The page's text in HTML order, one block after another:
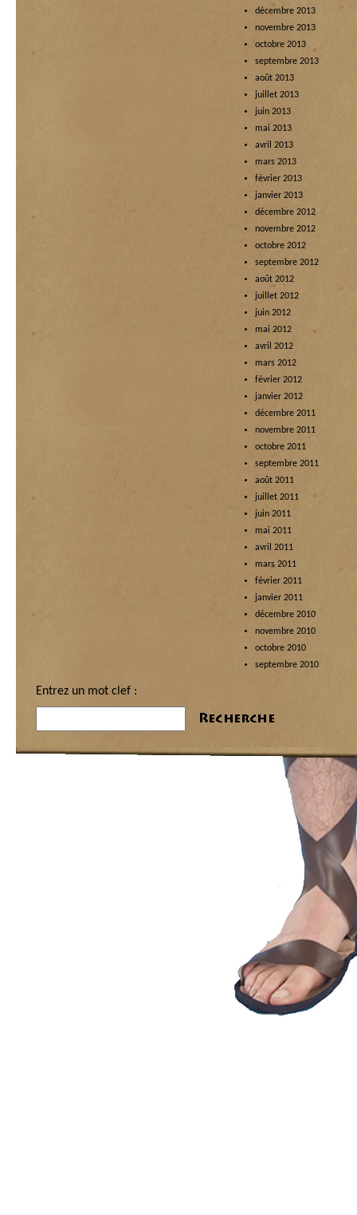
décembre 2013
novembre 2013
octobre 2013
septembre 2013
août 2013
juillet 2013
juin 2013
mai 2013
avril 2013
mars 2013
février 2013
janvier 2013
décembre 2012
novembre 2012
octobre 2012
septembre 2012
août 2012
juillet 2012
juin 2012
mai 2012
avril 2012
mars 2012
février 2012
janvier 2012
décembre 2011
novembre 2011
octobre 2011
septembre 2011
août 2011
juillet 2011
juin 2011
mai 2011
avril 2011
mars 2011
février 2011
janvier 2011
décembre 2010
novembre 2010
octobre 2010
septembre 2010
Entrez un mot clef :